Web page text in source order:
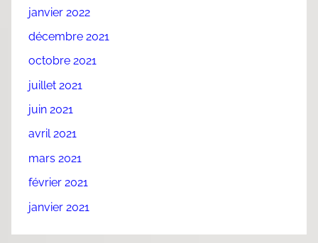
janvier 2022
décembre 2021
octobre 2021
juillet 2021
juin 2021
avril 2021
mars 2021
février 2021
janvier 2021